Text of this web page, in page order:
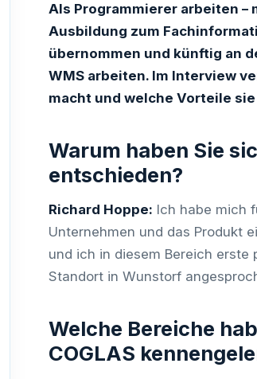
Als Programmierer arbeiten –
Ausbildung zum
übernommen und künftig an
WMS arbeiten. Im Interview
macht und welche Vorteile
Warum haben Sie
entschieden?
Richard Hoppe: Ich habe mich
Unternehmen und das Produkt
und ich in diesem Bereich
Standort in Wunstorf
Welche Bereiche
COGLAS